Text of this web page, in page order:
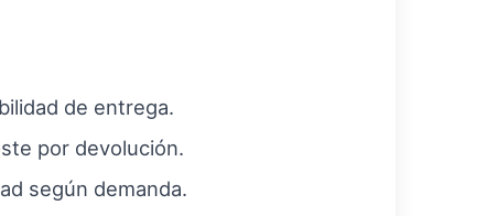
de entrega.
por devolución.
según demanda.